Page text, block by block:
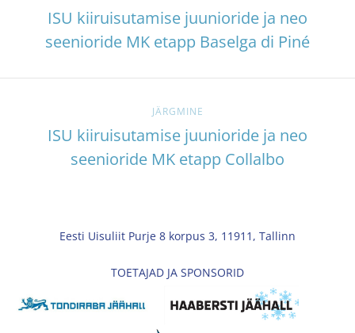
ISU kiiruisutamise juunioride ja neo
seenioride MK etapp Baselga di Piné
JÄRGMINE
ISU kiiruisutamise juunioride ja neo
seenioride MK etapp Collalbo
Eesti Uisuliit Purje 8 korpus 3, 11911, Tallinn
TOETAJAD JA SPONSORID